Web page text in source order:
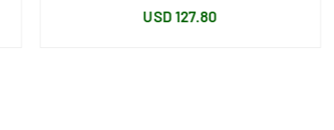
Precio
USD 127.80